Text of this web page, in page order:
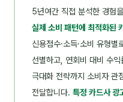
5년여간 직접 분석한 경험
실제 소비 패턴에 최적화된
신용점수·소득·소비 유형
선별하고, 연회비 대비 수익
극대화 전략까지 소비자 관
전달합니다. 특정 카드사 광